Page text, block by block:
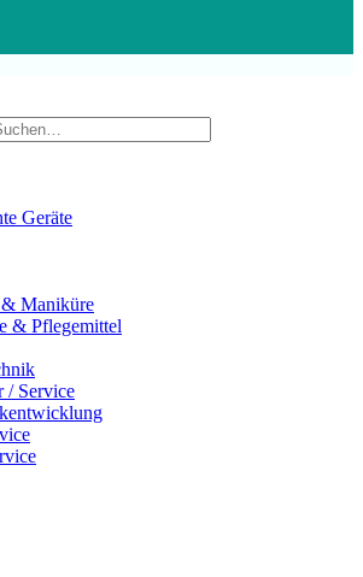
Geräte
Maniküre
& Pflegemittel
/ Service